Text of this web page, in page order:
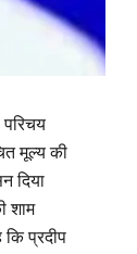
परिचय
मूल्य की
दिया
शाम
प्रदीप